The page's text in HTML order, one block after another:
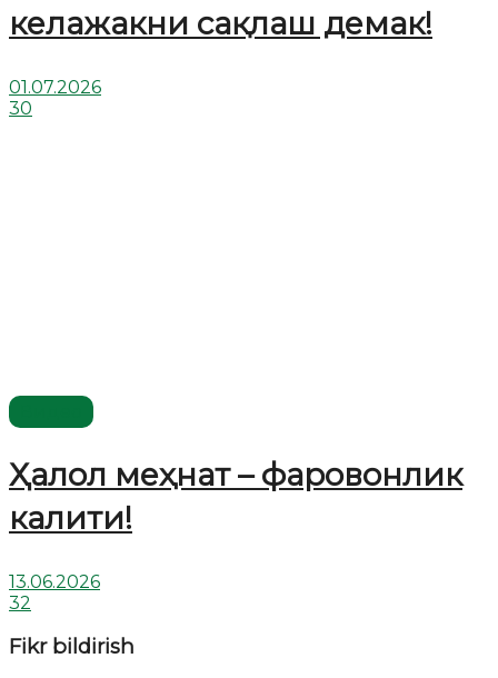
келажакни сақлаш демак!
01.07.2026
30
Ҳалол меҳнат – фаровонлик
калити!
13.06.2026
32
Fikr bildirish